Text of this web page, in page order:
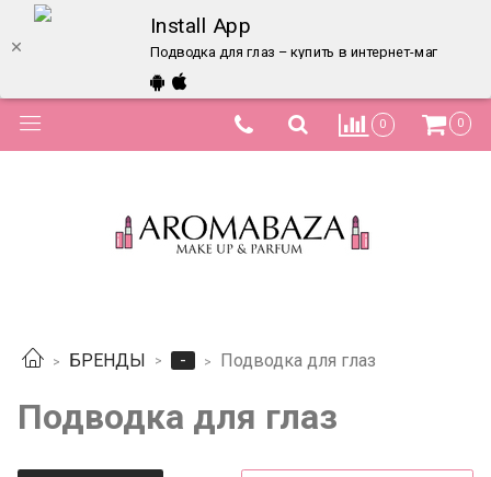
Install App
Подводка для глаз – купить в интернет-магазине
0 0
БРЕНДЫ - Подводка для глаз
Подводка для глаз